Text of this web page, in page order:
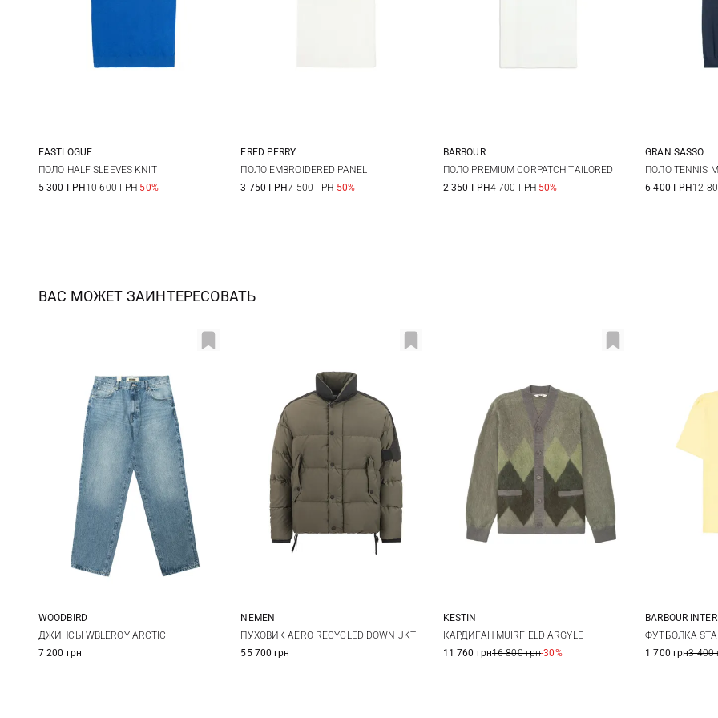
S M L
EASTLOGUE
ПОЛО HALF SLEEVES KNIT
5 300 ГРН10 600 ГРН-50%
M L XL
FRED PERRY
ПОЛО EMBROIDERED PANEL
3 750 ГРН7 500 ГРН-50%
S M L XL
BARBOUR
ПОЛО PREMIUM CORPATCH TAILORED
2 350 ГРН4 700 ГРН-50%
48
GRAN SASSO
ПОЛО TENNIS
6 400 ГРН12
ВАС МОЖЕТ ЗАИНТЕРЕСОВАТЬ
30/32 31/32 32/32
WOODBIRD
ДЖИНСЫ WBLEROY ARCTIC
7 200 грн
M L
NEMEN
ПУХОВИК AERO RECYCLED DOWN JKT
55 700 грн
M L XL
KESTIN
КАРДИГАН MUIRFIELD ARGYLE
11 760 грн16 800 грн-30%
M
BARBOUR
ФУТБОЛКА
1 700 грн3 400